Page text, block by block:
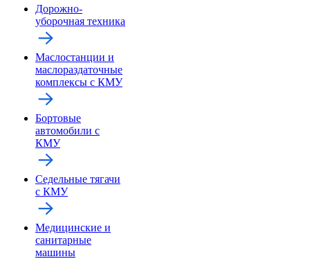
Дорожно-
уборочная техника
Маслостанции и
маслораздаточные
комплексы с КМУ
Бортовые
автомобили с
КМУ
Седельные тягачи
с КМУ
Медицинские и
санитарные
машины